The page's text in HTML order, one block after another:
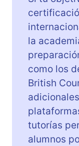
la
como los
British
tutorías
alumnos